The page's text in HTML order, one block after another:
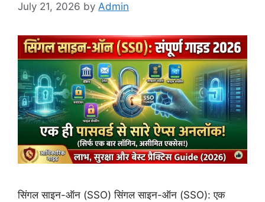
July 21, 2026 by Admin
सिंगल साइन-ऑन (SSO) सिंगल साइन-ऑन (SSO): एक